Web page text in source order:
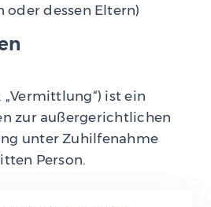
oder dessen Eltern)
ist ein
zur außergerichtlichen
unter Zuhilfenahme
Person.